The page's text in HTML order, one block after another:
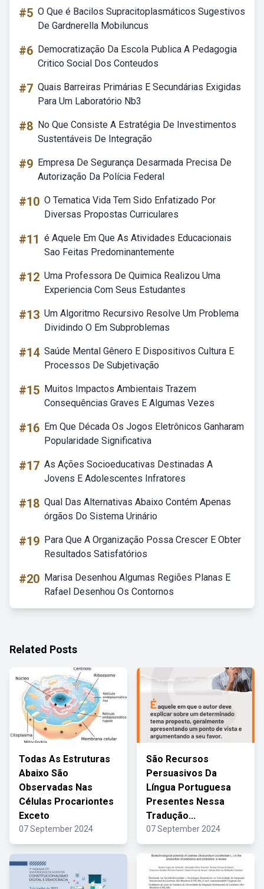
#5 O Que é Bacilos Supracitoplasmáticos Sugestivos
De Gardnerella Mobiluncus
#6 Democratização Da Escola Publica A Pedagogia
Critico Social Dos Conteudos
#7 Quais Barreiras Primárias E Secundárias Exigidas
Para Um Laboratório Nb3
#8 No Que Consiste A Estratégia De Investimentos
Sustentáveis De Integração
#9 Empresa De Segurança Desarmada Precisa De
Autorização Da Polícia Federal
#10 O Tematica Vida Tem Sido Enfatizado Por
Diversas Propostas Curriculares
#11 é Aquele Em Que As Atividades Educacionais
Sao Feitas Predominantemente
#12 Uma Professora De Quimica Realizou Uma
Experiencia Com Seus Estudantes
#13 Um Algoritmo Recursivo Resolve Um Problema
Dividindo O Em Subproblemas
#14 Saúde Mental Gênero E Dispositivos Cultura E
Processos De Subjetivação
#15 Muitos Impactos Ambientais Trazem
Consequências Graves E Algumas Vezes
#16 Em Que Década Os Jogos Eletrônicos Ganharam
Popularidade Significativa
#17 As Ações Socioeducativas Destinadas A
Jovens E Adolescentes Infratores
#18 Qual Das Alternativas Abaixo Contém Apenas
órgãos Do Sistema Urinário
#19 Para Que A Organização Possa Crescer E Obter
Resultados Satisfatórios
#20 Marisa Desenhou Algumas Regiões Planas E
Rafael Desenhou Os Contornos
Related Posts
Todas As Estruturas
Abaixo São
Observadas Nas
Células Procariontes
Exceto
07 September 2024
São Recursos
Persuasivos Da
Língua Portuguesa
Presentes Nessa
Tradução...
07 September 2024